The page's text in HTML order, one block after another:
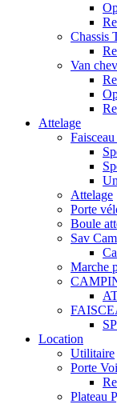
Chassis
Van
Attelage
Attelage
Porte
Boule
Sav
Marche
Location
Utilitaire
Porte
Plateau